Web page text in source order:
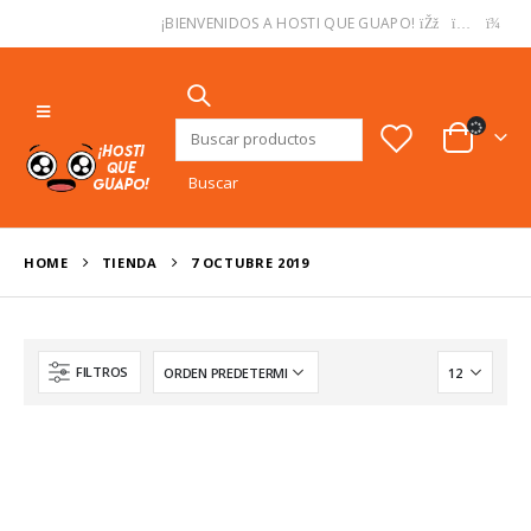
¡BIENVENIDOS A HOSTI QUE GUAPO!
Buscar:
HOME TIENDA 7 OCTUBRE 2019
FILTROS